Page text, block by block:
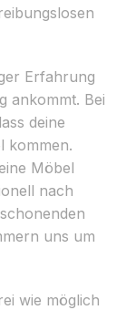
Erfahrung
ankommt. Bei
deine
kommen.
Möbel
nach
uns um
wie möglich